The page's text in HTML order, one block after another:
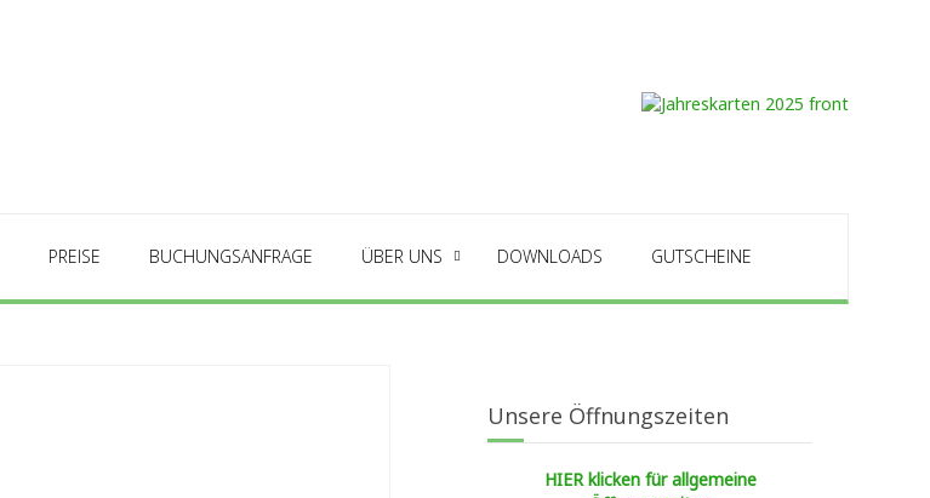
PREISE BUCHUNGSANFRAGE ÜBER UNS DOWNLOADS GUTSCHEINE
Unsere Öffnungszeiten
HIER klicken für allgemeine